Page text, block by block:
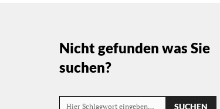
Nicht gefunden was Sie
suchen?
Hier Schlagwort eingeben… SUCHEN